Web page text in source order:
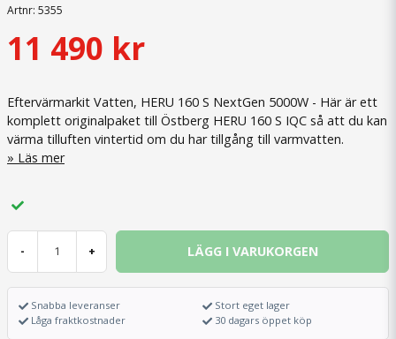
Artnr: 5355
11 490 kr
Eftervärmarkit Vatten, HERU 160 S NextGen 5000W - Här är ett
komplett originalpaket till Östberg HERU 160 S IQC så att du kan
värma tilluften vintertid om du har tillgång till varmvatten.
Läs mer
- + LÄGG I VARUKORGEN
Snabba leveranser
Låga fraktkostnader
Stort eget lager
30 dagars öppet köp